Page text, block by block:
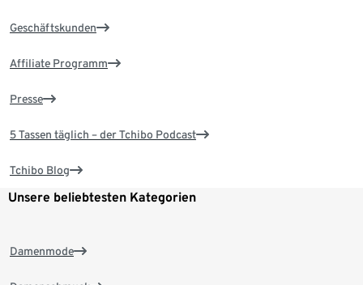
Geschäftskunden
Affiliate Programm
Presse
5 Tassen täglich – der Tchibo Podcast
Tchibo Blog
Unsere beliebtesten Kategorien
Damenmode